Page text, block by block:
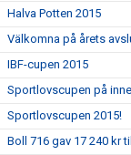
Halva Potten 2015
Välkomna på årets
IBF-cupen 2015
Sportlovscupen på
Sportlovscupen 2015!
Boll 716 gav 17 240 kr